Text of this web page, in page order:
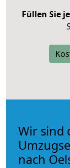
Füllen Sie
Wir sind
nach